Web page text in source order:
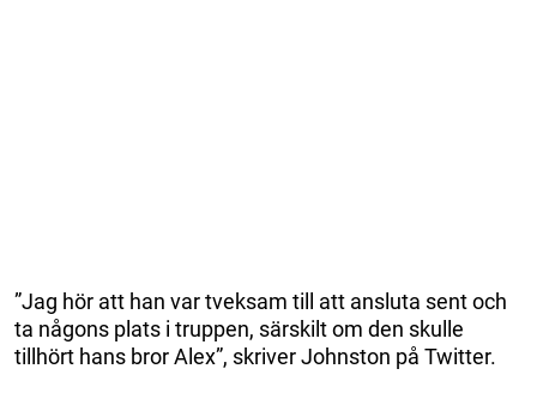
”Jag hör att han var tveksam till att ansluta sent och
ta någons plats i truppen, särskilt om den skulle
tillhört hans bror Alex”, skriver Johnston på Twitter.